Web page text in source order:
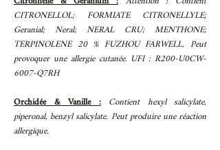
CITRONELLOL; FORMIATE CITRONELLYLE;
Geranial; Neral; NERAL CRU; MENTHONE;
TERPINOLENE 20 % FUZHOU FARWELL. Peut
provoquer une allergie cutanée. UFI : R200-U0CW-
6007-Q7RH
Orchidée & Vanille :Contient hexyl salicylate,
piperonal, benzyl salicylate. Peut produire une réaction
allergique.